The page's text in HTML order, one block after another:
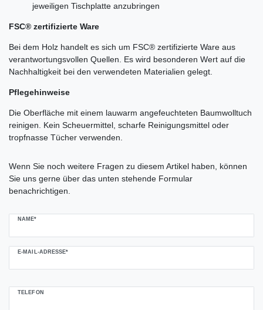
jeweiligen Tischplatte anzubringen
FSC® zertifizierte Ware
Bei dem Holz handelt es sich um FSC® zertifizierte Ware aus
verantwortungsvollen Quellen. Es wird besonderen Wert auf die
Nachhaltigkeit bei den verwendeten Materialien gelegt.
Pflegehinweise
Die Oberfläche mit einem lauwarm angefeuchteten Baumwolltuch
reinigen. Kein Scheuermittel, scharfe Reinigungsmittel oder
tropfnasse Tücher verwenden.
Wenn Sie noch weitere Fragen zu diesem Artikel haben, können
Sie uns gerne über das unten stehende Formular
benachrichtigen.
NAME*
E-MAIL-ADRESSE*
TELEFON